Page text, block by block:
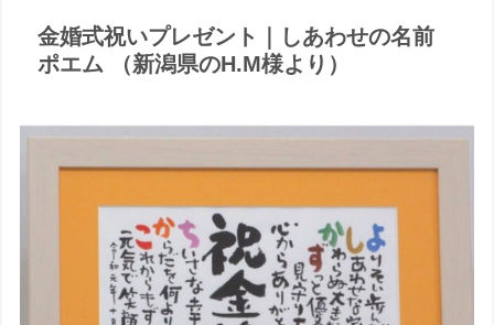
金婚式祝いプレゼント｜しあわせの名前
ポエム （新潟県のH.M様より ）